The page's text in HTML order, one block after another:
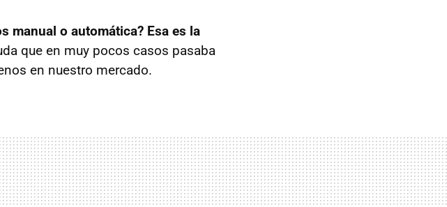
manual o automática? Esa es la
que en muy pocos casos pasaba
en nuestro mercado.